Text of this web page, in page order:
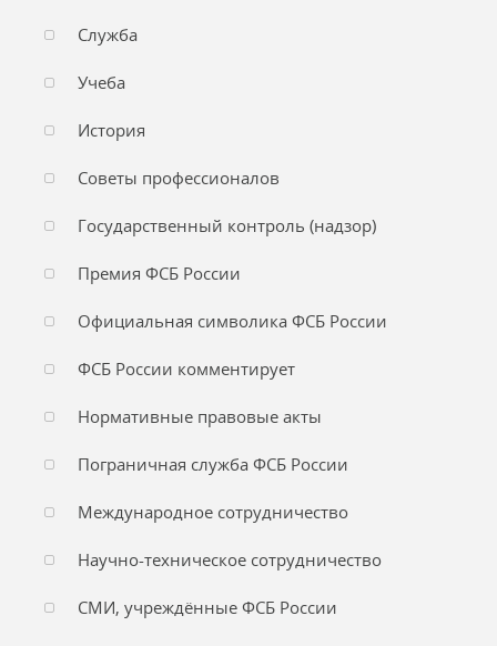
Служба
Учеба
История
Советы профессионалов
Государственный контроль (надзор)
Премия ФСБ России
Официальная символика ФСБ России
ФСБ России комментирует
Нормативные правовые акты
Пограничная служба ФСБ России
Международное сотрудничество
Научно-техническое сотрудничество
СМИ, учреждённые ФСБ России